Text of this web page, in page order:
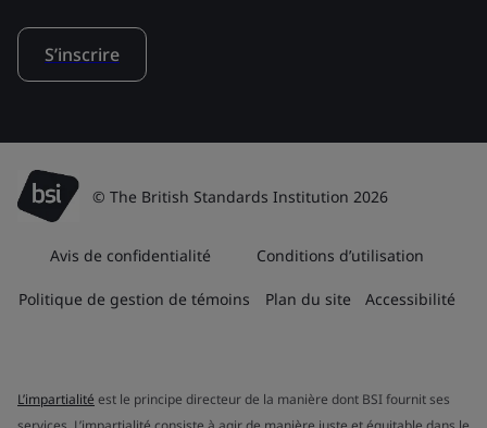
S’inscrire
© The British Standards Institution 2026
Avis de confidentialité Conditions d’utilisation
Politique de gestion de témoins Plan du site Accessibilité
L’impartialité est le principe directeur de la manière dont BSI fournit ses